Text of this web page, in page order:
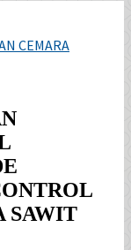
CEMARA
SAWIT